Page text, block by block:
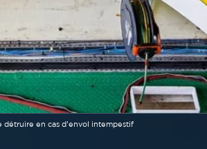
détruire en cas d’envol intempestif